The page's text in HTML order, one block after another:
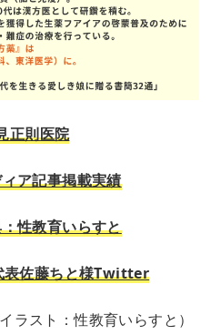
正則医院
ア記事掲載実績
性教育いらすと
表佐藤ちと様Twitter
ラスト：性教育いらすと）